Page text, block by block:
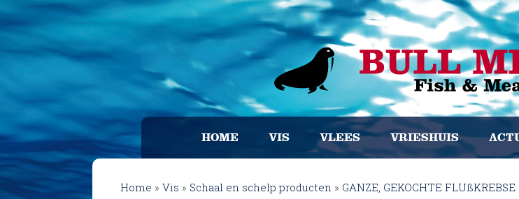
HOME VIS VLEES VRIESHUIS
Home » Vis » Schaal en schelp producten » GANZE, GEKOCHTE